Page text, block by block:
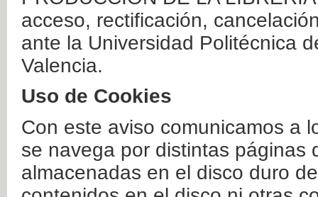
acceso, rectificación,
ante la Universidad Politécnica
Valencia.
Uso de Cookies
Con este aviso comunicamos a
se navega por distintas páginas
almacenadas en el disco duro